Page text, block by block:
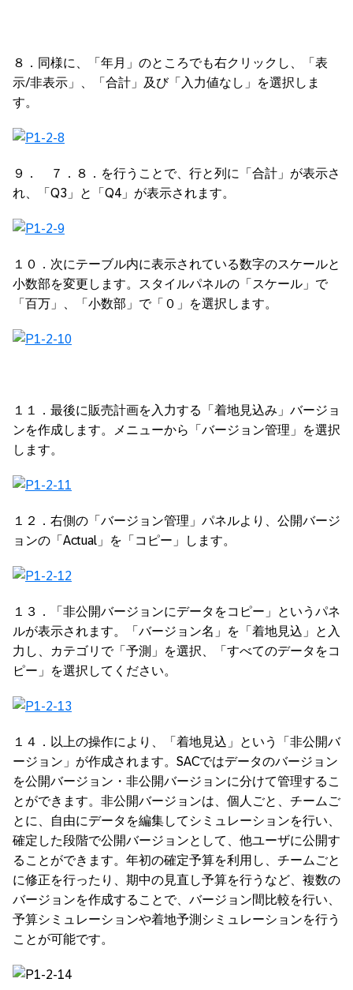
８．同様に、「年月」のところでも右クリックし、「表
示/非表示」、「合計」及び「入力値なし」を選択しま
す。
９． ７．８．を行うことで、行と列に「合計」が表示さ
れ、「Q3」と「Q4」が表示されます。
１０．次にテーブル内に表示されている数字のスケールと
小数部を変更します。スタイルパネルの「スケール」で
「百万」、「小数部」で「０」を選択します。
１１．最後に販売計画を入力する「着地見込み」バージョ
ンを作成します。メニューから「バージョン管理」を選択
します。
１２．右側の「バージョン管理」パネルより、公開バージ
ョンの「Actual」を「コピー」します。
１３．「非公開バージョンにデータをコピー」というパネ
ルが表示されます。「バージョン名」を「着地見込」と入
力し、カテゴリで「予測」を選択、「すべてのデータをコ
ピー」を選択してください。
１４．以上の操作により、「着地見込」という「非公開バ
ージョン」が作成されます。SACではデータのバージョン
を公開バージョン・非公開バージョンに分けて管理するこ
とができます。非公開バージョンは、個人ごと、チームご
とに、自由にデータを編集してシミュレーションを行い、
確定した段階で公開バージョンとして、他ユーザに公開す
ることができます。年初の確定予算を利用し、チームごと
に修正を行ったり、期中の見直し予算を行うなど、複数の
バージョンを作成することで、バージョン間比較を行い、
予算シミュレーションや着地予測シミュレーションを行う
ことが可能です。